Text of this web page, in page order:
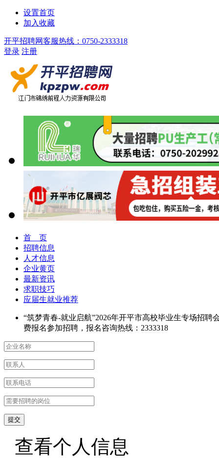
设置首页
加入收藏
开平招聘网客服热线：0750-2333318
登录 注册
首 页
招聘信息
人才信息
企业黄页
最新资讯
求职技巧
应届生就业推荐
“筑梦青春-就业启航”2026年开平市高校毕业生专场招
费报名参加招聘，报名咨询热线：2333318
查看个人信息